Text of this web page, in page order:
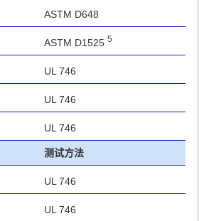
ASTM D648
ASTM D15255
UL 746
UL 746
UL 746
测试方法
UL 746
UL 746